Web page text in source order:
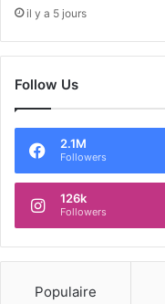
il y a 5 jours
Follow Us
2.1M
Followers
126k
Followers
Populaire